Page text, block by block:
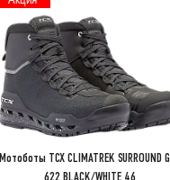
Мотоботы TCX CLIMATREK SURROUND
622 BLACK/WHITE 46